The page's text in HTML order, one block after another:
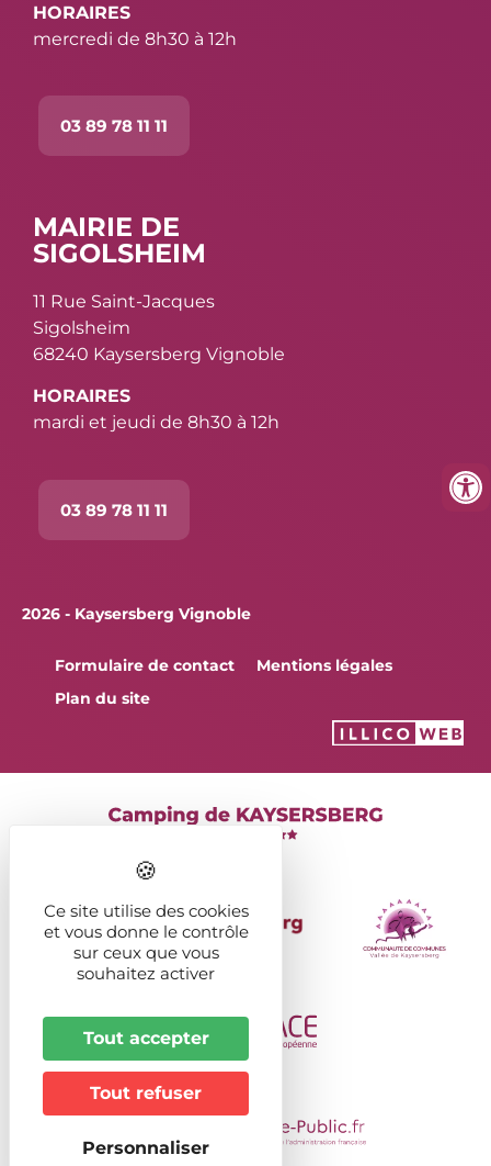
HORAIRES
mercredi de 8h30 à 12h
03 89 78 11 11
MAIRIE DE
SIGOLSHEIM
11 Rue Saint-Jacques
Sigolsheim
68240 Kaysersberg Vignoble
HORAIRES
mardi et jeudi de 8h30 à 12h
03 89 78 11 11
2026 - Kaysersberg Vignoble
Formulaire de contact
Mentions légales
Plan du site
Ce site utilise des cookies
et vous donne le contrôle
sur ceux que vous
souhaitez activer
Tout accepter
Tout refuser
Personnaliser